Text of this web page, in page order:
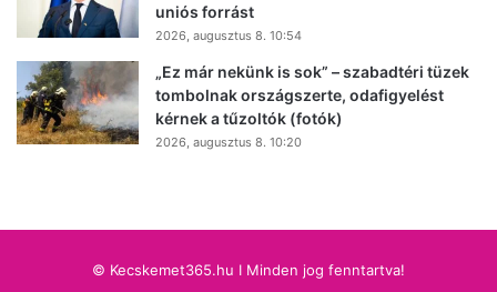
uniós forrást
2026, augusztus 8. 10:54
„Ez már nekünk is sok” – szabadtéri tüzek
tombolnak országszerte, odafigyelést
kérnek a tűzoltók (fotók)
2026, augusztus 8. 10:20
© Kecskemet365.hu I Minden jog fenntartva!